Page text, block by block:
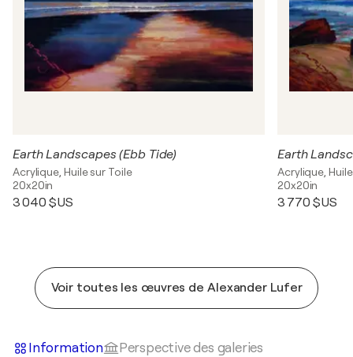
Earth Landscapes (Ebb Tide)
Acrylique, Huile sur Toile
20x20in
3 040 $US
Earth
Acrylique,
20x20in
3 770 $US
Voir toutes les œuvres de Alexander Lufer
Information Perspective des galeries